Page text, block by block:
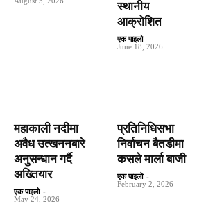
स्थानीय
आक्रोशित
एक पाइलो -
June 18, 2026
महाकाली नदीमा
अवैध उत्खननबारे
अनुसन्धान गर्दै
अख्तियार
एक पाइलो -
May 24, 2026
प्रतिनिधिसभा
निर्वाचन बैतडीमा
कसले मार्ला बाजी
एक पाइलो -
February 2, 2026